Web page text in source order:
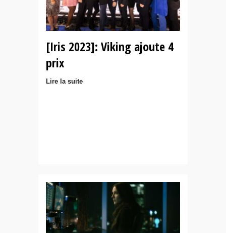
[Iris 2023]: Viking ajoute 4
prix
Lire la suite